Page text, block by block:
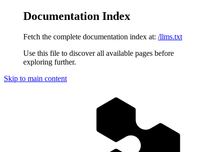
Documentation Index
Fetch the complete documentation index at: /llms.txt
Use this file to discover all available pages before
exploring further.
Skip to main content